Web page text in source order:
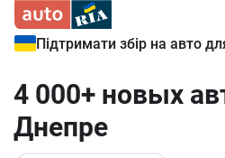
Підтримати збір на авто
4 000+ новых
Днепре